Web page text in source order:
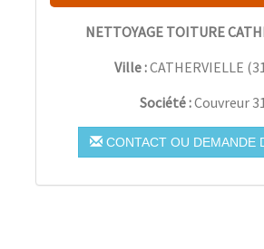
NETTOYAGE TOITURE
Ville :CATHERVIELLE (
Société :Couvreur 31
CONTACT OU DEMANDE